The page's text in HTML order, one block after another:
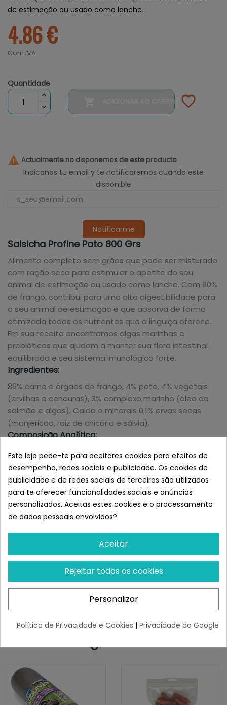
de estimação ou usado como lanche.
4.86 €
Com IVA
Quantidade
ADICIONAR AO CARRINHO
 Actualmente no disponemos de este producto
Indicanos tu email y te notificaremos cuando este
disponible
Notificarme
Salsicha Profine Pato 800 Grs
Alimento completo sem grãos que pode ser misturado
com ração seca para estimular o apetite do seu
animal de estimação ou usado como lanche. Com 90%
de frango, contribui para uma alta digestibilidade para
o seu animal de estimação e que absorva de forma
otimizada todos os nutrientes que a linguiça oferece.
Em sua receita encontramos algas marinhas e
prebióticos que ajudam a manter sua flora intestinal
equilibrada e seu sistema imunológico forte.
Ingredientes:
86% carne e órgãos de frango, 4% pato, 4% vegetais
(ervilhas e cenouras), 3% complexo marinho (óleo de
salmão e algas), Caldo e minerais 0,1% ervas secas
(manjericão, raiz de chicória e sálvia).
Composição Analítica:
Proteína bruta 8,0%, gordura bruta 9%, cinzas brutas 3%,
umidade 70%, fibra bruta 2,0%, cálcio 0,1%, fósforo 0,15%,
sódio 0,4%.
Aditivos Nutricionais:
vitamina D3 (E671) 250mg, vitamina E (3a700) 150mg,
biotina (3a880) 0,3mg, zinco (3b606) 15mg, ferro (E1)
(3b201) 0, 8mg, cobre (E4) 1mg.
Formato:
Dose diária recomendada:
1 a 10 quilos - 100 a 300g por dia
Semelhante a Profine Salchicha
con Pato 800 gr
Esta loja pede-te para aceitares cookies para efeitos de
desempenho, redes sociais e publicidade. Os cookies de
publicidade e de redes sociais de terceiros são utilizados
para te oferecer funcionalidades sociais e anúncios
personalizados. Aceitas estes cookies e o processamento
de dados pessoais envolvidos?
Aceitar
Rejeitar todos os cookies
Personalizar
Política de Privacidade e Cookies | Privacidade do Google